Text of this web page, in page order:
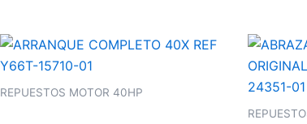
REPUESTOS MOTOR 40HP